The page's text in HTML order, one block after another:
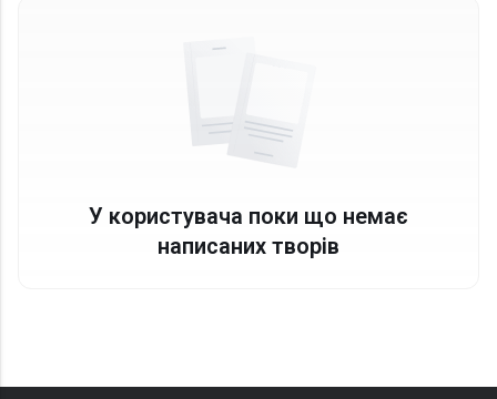
У користувача поки що немає
написаних творів